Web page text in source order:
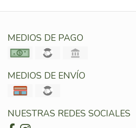
MEDIOS DE PAGO
MEDIOS DE ENVÍO
NUESTRAS REDES SOCIALES